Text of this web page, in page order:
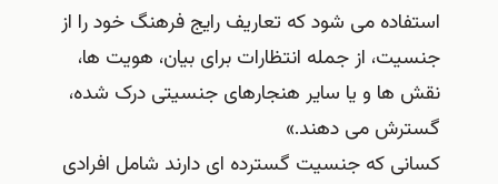
استفاده می‌ شود که تعاریف رایج فرهنگ خود را از
جنسیت، از جمله انتظارات برای بیان، هویت‌ ها،
نقش‌ ها و یا سایر هنجارهای جنسیتی درک شده،
گسترش می‌ دهند.»
کسانی که جنسیت گسترده ای دارند شامل افرادی